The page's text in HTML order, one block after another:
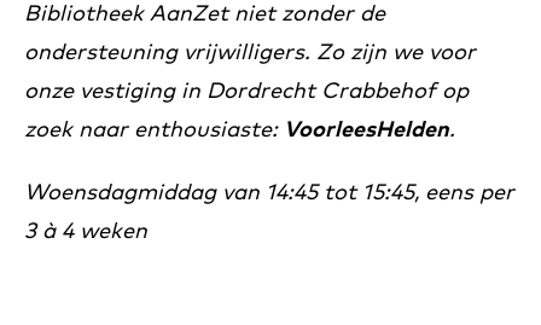
Bibliotheek AanZet niet zonder de
ondersteuning vrijwilligers. Zo zijn we voor
onze vestiging in Dordrecht Crabbehof op
zoek naar enthousiaste: VoorleesHelden.
Woensdagmiddag van 14:45 tot 15:45, eens per
3 à 4 weken